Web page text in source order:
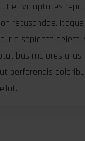
et voluptates
recusandae.
a sapiente
maiores alias
perferendis